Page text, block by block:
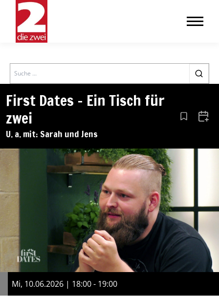
Search
First Dates – Ein Tisch für
zwei
U. a. mit: Sarah und Jens
Aus den
Mi, 10.06.2026 | 18:00 - 19:00